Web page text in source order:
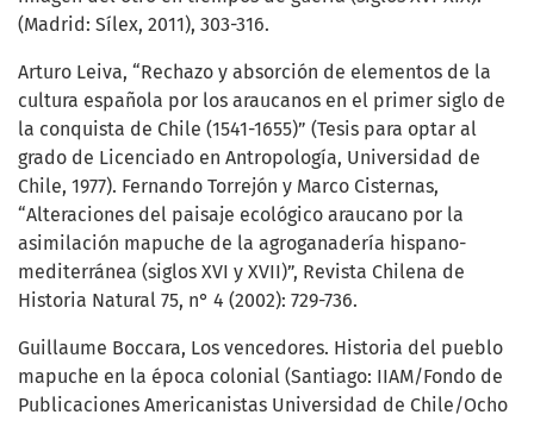
(Madrid: Sílex, 2011), 303-316.
Arturo Leiva, “Rechazo y absorción de elementos de la
cultura española por los araucanos en el primer siglo de
la conquista de Chile (1541-1655)” (Tesis para optar al
grado de Licenciado en Antropología, Universidad de
Chile, 1977). Fernando Torrejón y Marco Cisternas,
“Alteraciones del paisaje ecológico araucano por la
asimilación mapuche de la agroganadería hispano-
mediterránea (siglos XVI y XVII)”, Revista Chilena de
Historia Natural 75, n° 4 (2002): 729-736.
Guillaume Boccara, Los vencedores. Historia del pueblo
mapuche en la época colonial (Santiago: IIAM/Fondo de
Publicaciones Americanistas Universidad de Chile/Ocho